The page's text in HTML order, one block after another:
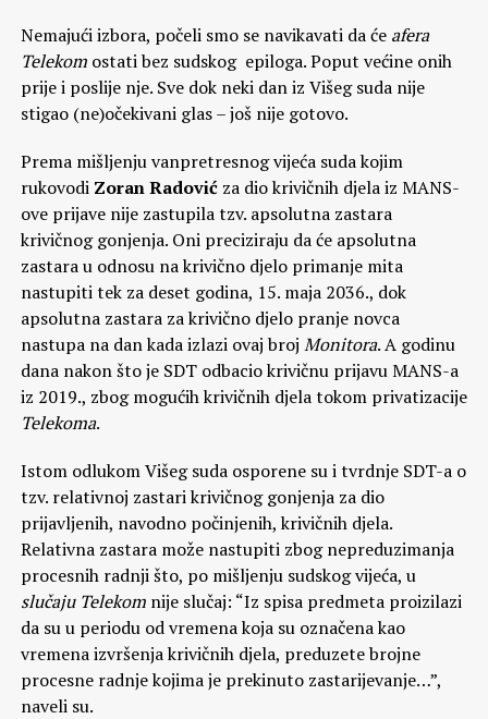
Nemajući izbora, počeli smo se navikavati da će afera
Telekom ostati bez sudskog epiloga. Poput većine onih
prije i poslije nje. Sve dok neki dan iz Višeg suda nije
stigao (ne)očekivani glas – još nije gotovo.
Prema mišljenju vanpretresnog vijeća suda kojim
rukovodi Zoran Radovićza dio krivičnih djela iz MANS-
ove prijave nije zastupila tzv. apsolutna zastara
krivičnog gonjenja. Oni preciziraju da će apsolutna
zastara u odnosu na krivično djelo primanje mita
nastupiti tek za deset godina, 15. maja 2036., dok
apsolutna zastara za krivično djelo pranje novca
nastupa na dan kada izlazi ovaj broj Monitora. A godinu
dana nakon što je SDT odbacio krivičnu prijavu MANS-a
iz 2019., zbog mogućih krivičnih djela tokom privatizacije
Telekoma.
Istom odlukom Višeg suda osporene su i tvrdnje SDT-a o
tzv. relativnoj zastari krivičnog gonjenja za dio
prijavljenih, navodno počinjenih, krivičnih djela.
Relativna zastara može nastupiti zbog nepreduzimanja
procesnih radnji što, po mišljenju sudskog vijeća, u
slučaju Telekomnije slučaj: “Iz spisa predmeta proizilazi
da su u periodu od vremena koja su označena kao
vremena izvršenja krivičnih djela, preduzete brojne
procesne radnje kojima je prekinuto zastarijevanje…”,
naveli su.